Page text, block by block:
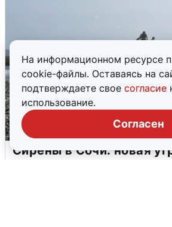
На информационном ресурсе
cookie-файлы. Оставаясь на
подтверждаете свое согласие
использование.
Согласен
Сирены в Сочи: новая